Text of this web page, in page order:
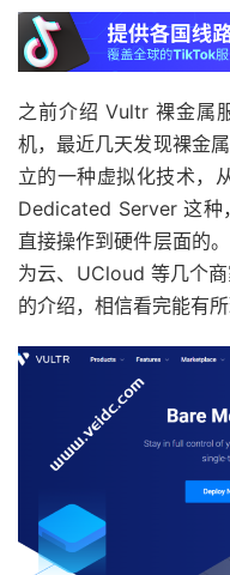
之前介绍 Vultr 裸金属
机，最近几天发现裸金
立的一种虚拟化技术，
Dedicated Server 这种
直接操作到硬件层面的
为云、UCloud 等几个
的介绍，相信看完能有所